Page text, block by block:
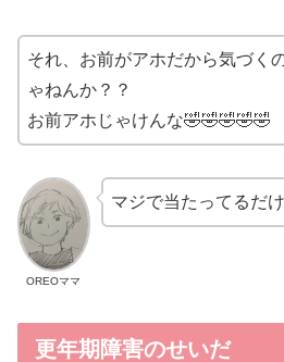
それ、お前がアホだから気づく
ゃねんか？？
お前アホじゃけんな🤣🤣🤣🤣🤣
OREOママ
マジで当たってるだ
更年期障害のせいだ